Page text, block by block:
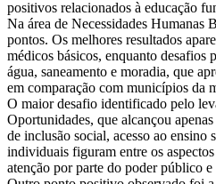
positivos relacionados à educação
Na área de Necessidades Humanas
pontos. Os melhores resultados
médicos básicos, enquanto desafios
água, saneamento e moradia, que
em comparação com municípios da
O maior desafio identificado pelo
Oportunidades, que alcançou
de inclusão social, acesso ao ensino
individuais figuram entre os
atenção por parte do poder público e